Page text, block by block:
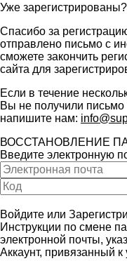
Уже зарегистрированы?
Спасибо за
отправлено письмо с
сможете закончить
сайта для
Если в течение
Вы не получили
напишите нам:
ВОССТАНОВЛЕНИЕ
Введите электронную
Войдите или
Инструкции по смене
электронной почты,
Аккаунт, привязанный